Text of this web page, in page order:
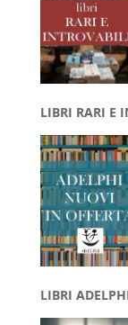
LIBRI RARI E
LIBRI